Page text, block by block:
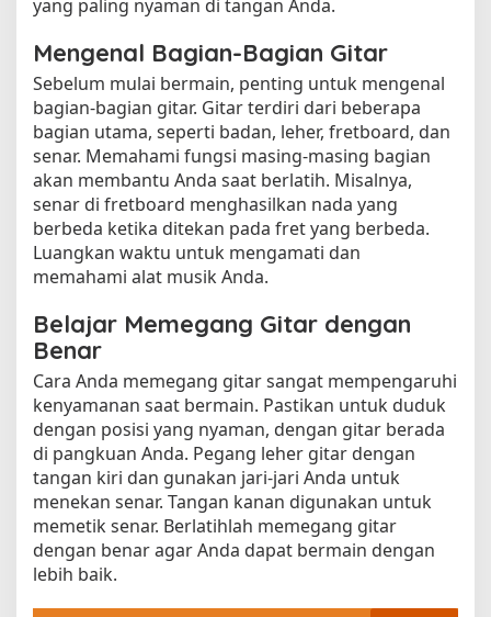
yang paling nyaman di tangan Anda.
Mengenal Bagian-Bagian Gitar
Sebelum mulai bermain, penting untuk mengenal
bagian-bagian gitar. Gitar terdiri dari beberapa
bagian utama, seperti badan, leher, fretboard, dan
senar. Memahami fungsi masing-masing bagian
akan membantu Anda saat berlatih. Misalnya,
senar di fretboard menghasilkan nada yang
berbeda ketika ditekan pada fret yang berbeda.
Luangkan waktu untuk mengamati dan
memahami alat musik Anda.
Belajar Memegang Gitar dengan
Benar
Cara Anda memegang gitar sangat mempengaruhi
kenyamanan saat bermain. Pastikan untuk duduk
dengan posisi yang nyaman, dengan gitar berada
di pangkuan Anda. Pegang leher gitar dengan
tangan kiri dan gunakan jari-jari Anda untuk
menekan senar. Tangan kanan digunakan untuk
memetik senar. Berlatihlah memegang gitar
dengan benar agar Anda dapat bermain dengan
lebih baik.